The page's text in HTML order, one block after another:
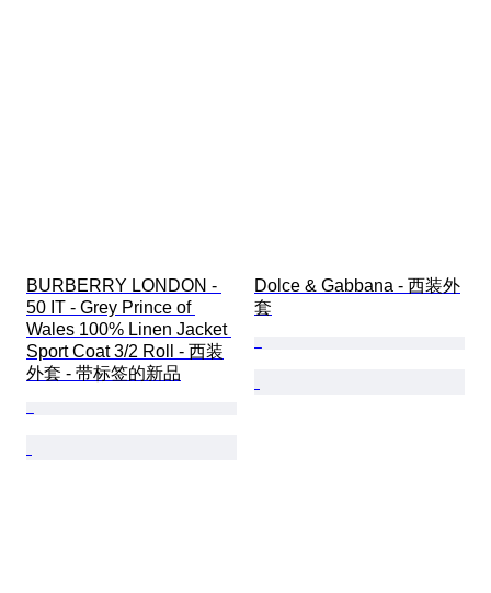
BURBERRY LONDON -
50 IT - Grey Prince of
Wales 100% Linen Jacket
Sport Coat 3/2 Roll - 西装
外套 - 带标签的新品
Dolce & Gabbana - 西装外
套